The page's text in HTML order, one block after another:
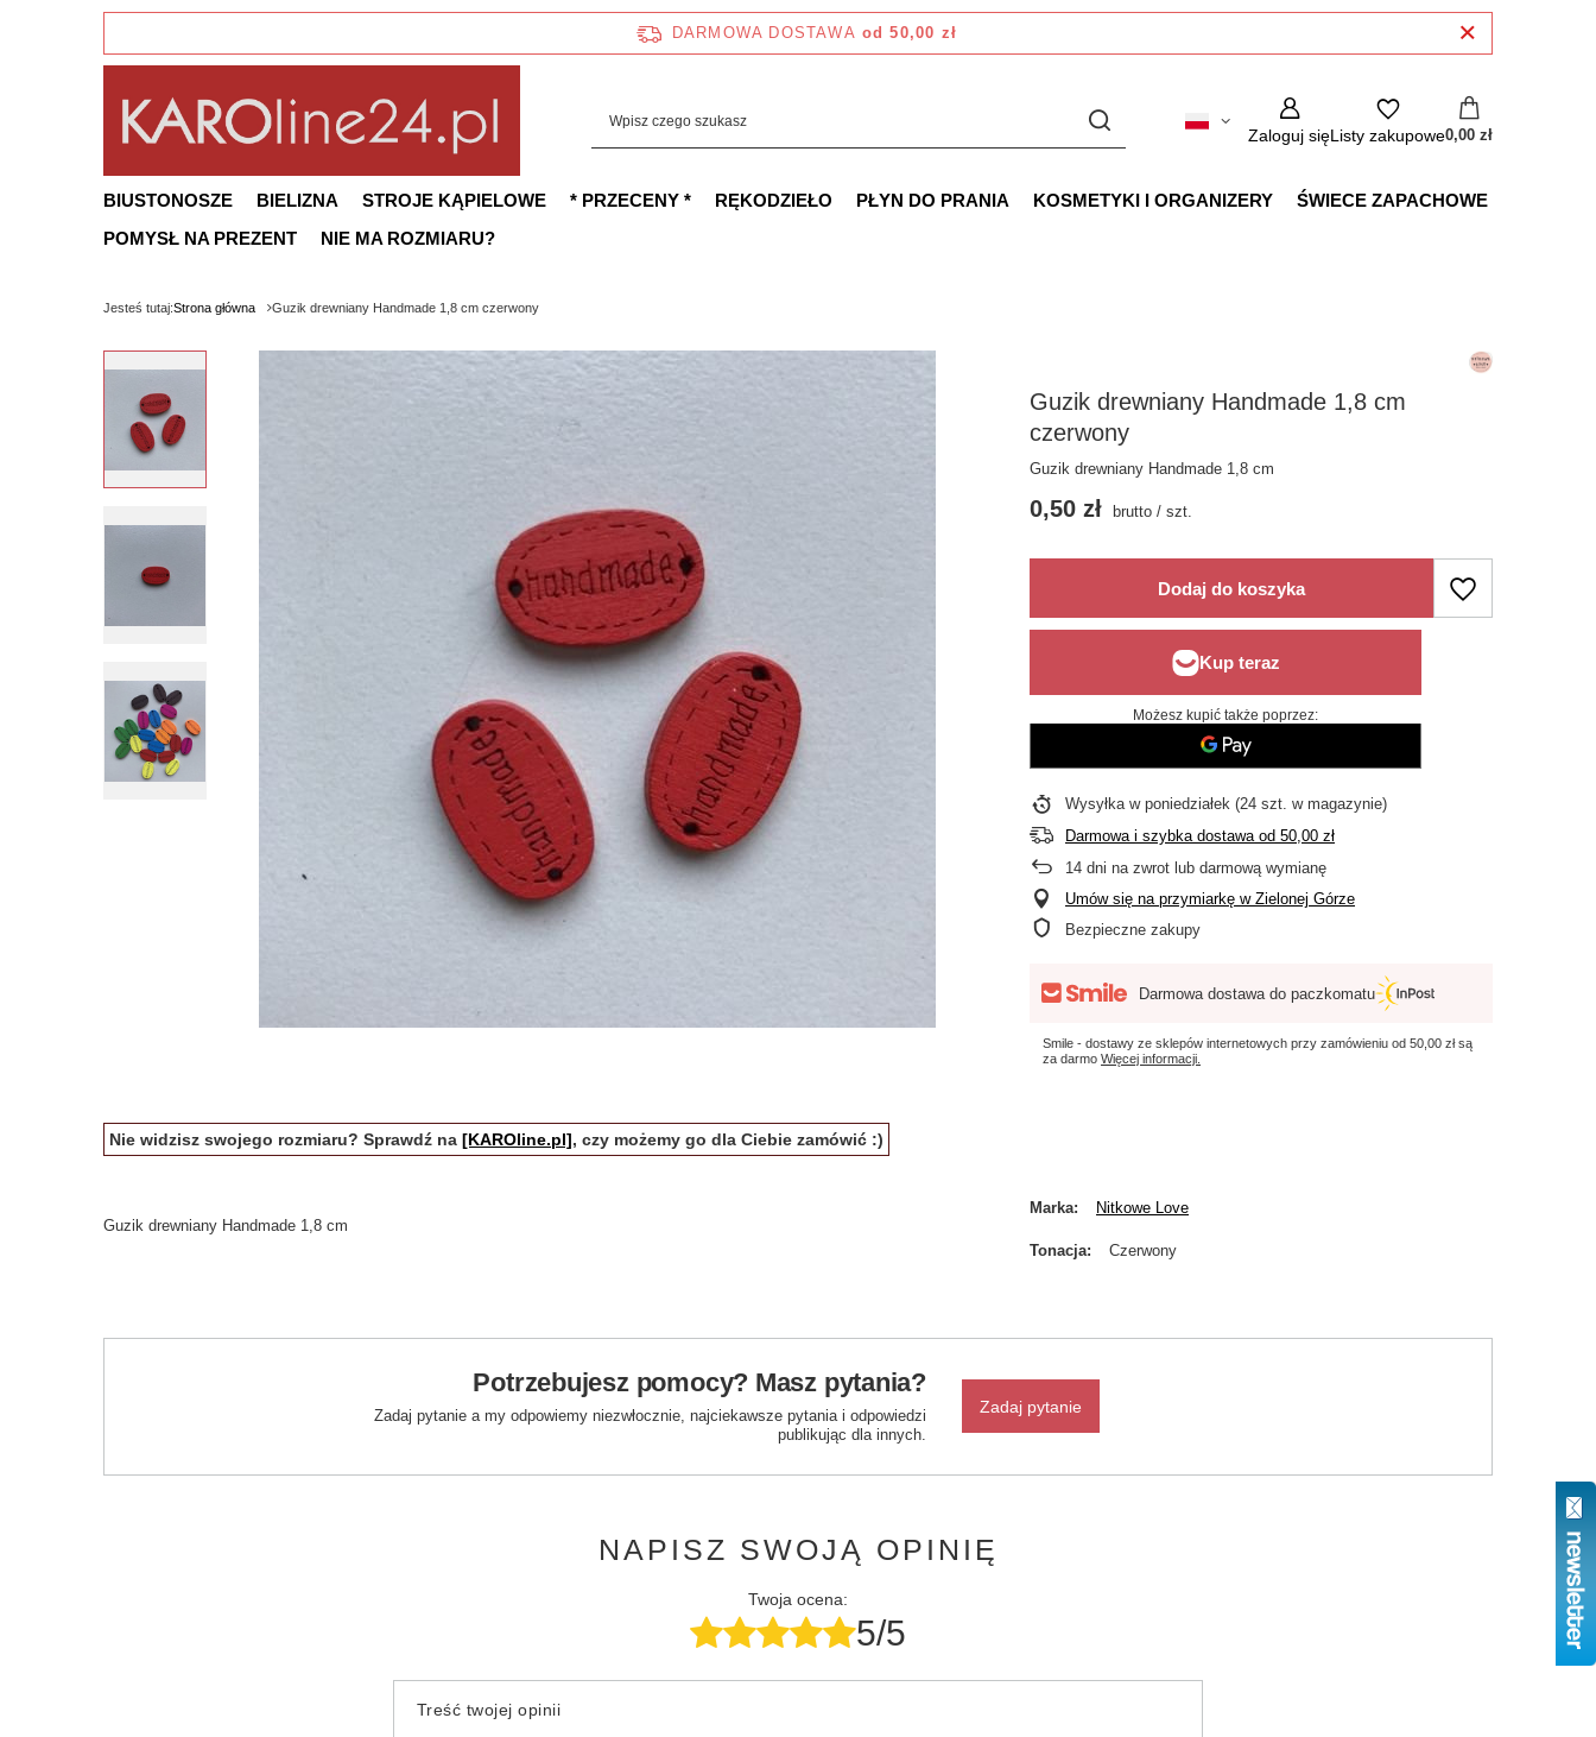
DARMOWA DOSTAWA od 50,00 zł
Zaloguj sięListy zakupowe0,00 zł
BIUSTONOSZE BIELIZNA STROJE KĄPIELOWE * PRZECENY * RĘKODZIEŁO PŁYN DO PRANIA KOSMETYKI I ORGANIZERY
ŚWIECE ZAPACHOWE
POMYSŁ NA PREZENT
NIE MA ROZMIARU?
Jesteś tutaj:Strona główna Guzik drewniany Handmade 1,8 cm czerwony
Guzik drewniany Handmade 1,8 cm
czerwony
Guzik drewniany Handmade 1,8 cm
0,50 zł brutto /szt.
Dodaj do koszyka
Możesz kupić także poprzez:
Wysyłkaw poniedziałek (24 szt. w magazynie)
Darmowa i szybka dostawaod50,00 zł
14 dni na zwrot lub darmową wymianę
Umów się na przymiarkę w Zielonej Górze
Bezpieczne zakupy
Darmowa dostawa do paczkomatu
Smile - dostawy ze sklepów internetowych przy zamówieniu od50,00 złsą
za darmoWięcej informacji.
Nie widzisz swojego rozmiaru? Sprawdź na [KAROline.pl], czy możemy go dla Ciebie zamówić :)
Guzik drewniany Handmade 1,8 cm
Marka Nitkowe Love
Tonacja Czerwony
Potrzebujesz pomocy? Masz pytania?
Zadaj pytanie a my odpowiemy niezwłocznie, najciekawsze pytania i odpowiedzi
publikując dla innych.
Zadaj pytanie
NAPISZ SWOJĄ OPINIĘ
Twoja ocena:
5/5
Treść twojej opinii